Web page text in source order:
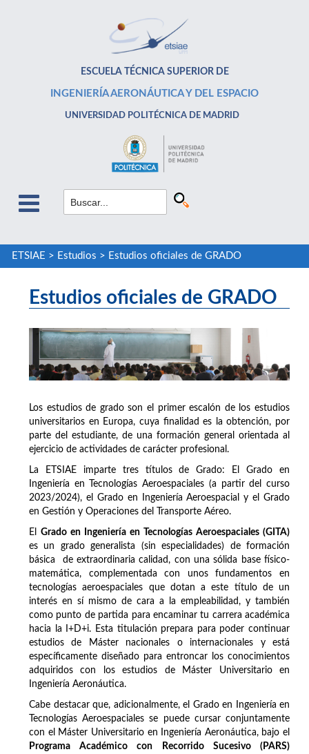
ESCUELA TÉCNICA SUPERIOR DE
INGENIERÍA AERONÁUTICA Y DEL ESPACIO
UNIVERSIDAD POLITÉCNICA DE MADRID
ETSIAE > Estudios > Estudios oficiales de GRADO
Estudios oficiales de GRADO
Los estudios de grado son el primer escalón de los estudios
universitarios en Europa, cuya finalidad es la obtención, por
parte del estudiante, de una formación general orientada al
ejercicio de actividades de carácter profesional.
La ETSIAE imparte tres títulos de Grado: El Grado en
Ingeniería en Tecnologías Aeroespaciales (a partir del curso
2023/2024), el Grado en Ingeniería Aeroespacial y el Grado
en Gestión y Operaciones del Transporte Aéreo.
El Grado en Ingeniería en Tecnologías Aeroespaciales (GITA)
es un grado generalista (sin especialidades) de formación
básica de extraordinaria calidad, con una sólida base físico-
matemática, complementada con unos fundamentos en
tecnologías aeroespaciales que dotan a este título de un
interés en sí mismo de cara a la empleabilidad, y también
como punto de partida para encaminar tu carrera académica
hacia la I+D+i. Esta titulación prepara para poder continuar
estudios de Máster nacionales o internacionales y está
específicamente diseñado para entroncar los conocimientos
adquiridos con los estudios de Máster Universitario en
Ingeniería Aeronáutica.
Cabe destacar que, adicionalmente, el Grado en Ingeniería en
Tecnologías Aeroespaciales se puede cursar conjuntamente
con el Máster Universitario en Ingeniería Aeronáutica, bajo el
Programa Académico con Recorrido Sucesivo (PARS)